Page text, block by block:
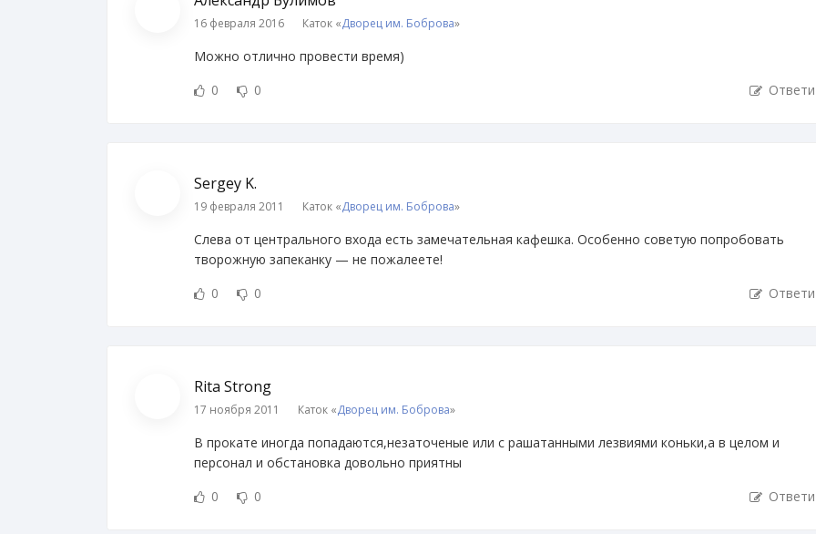
16 февраля 2016 Каток «Дворец им. Боброва»
Можно отлично провести время)
0
0
Sergey K.
19 февраля 2011 Каток «Дворец им. Боброва»
Слева от центрального входа есть замечательная кафешка. Особенно советую попробовать
творожную запеканку — не пожалеете!
0
0
Rita Strong
17 ноября 2011 Каток «Дворец им. Боброва»
В прокате иногда попадаются,незаточеные или с рашатанными лезвиями коньки,а в целом и
персонал и обстановка довольно приятны
0
0